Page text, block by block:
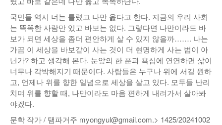
국민들 역시 너는 틀렸고 나만 옳다고 한다. 지금의 우리 사회
는 똑똑한 사람만 있고 바보는 없다. 그렇다면 나만이라도 바
보가 되면 세상을 좀더 편안하게 살 수 있지 않을까……. 나는
가끔 이 세상을 바보같이 사는 것이 더 현명하게 사는 법이 아
닌가? 하고 생각해 본다. 눈앞의 한 푼과 욕심에 연연하면 삶이
너무나 각박해지기 때문이다. 사람들은 누구나 위에 서길 원하
고, 언제나 위를 향한 일념으로 세상을 살고 있다. 모두들 난리
치며 위를 향할 때, 나만이라도 마음 편하게 내려가서 살아봐
야겠다.
문학 작가 / 탬파거주 myongyul@gmail.com.> 1425/20241002